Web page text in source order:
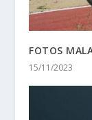
FOTOS
15/11/2023